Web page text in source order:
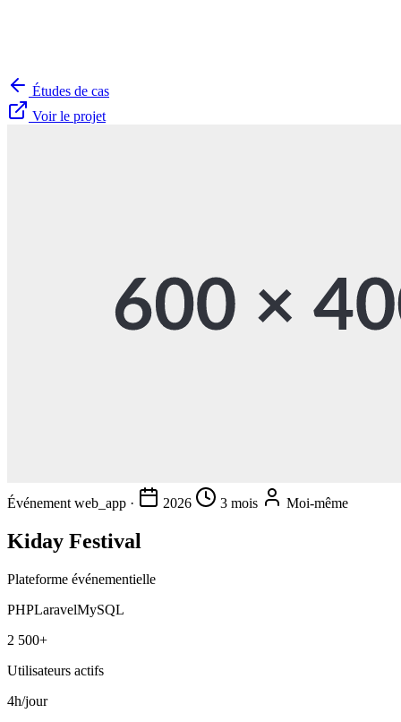
Études de cas
Voir le projet
Événement web_app · 2026 3 mois Moi-même
Kiday Festival
Plateforme événementielle
PHPLaravelMySQL
2 500+
Utilisateurs actifs
4h/jour